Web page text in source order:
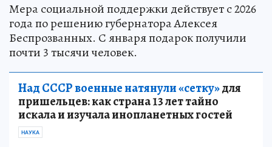
Мера социальной поддержки действует с 2026
года по решению губернатора Алексея
Беспрозванных. С января подарок получили
почти 3 тысячи человек.
Над СССР военные натянули «сетку»для
пришельцев: как страна 13 лет тайно
искала и изучала инопланетных гостей
НАУКА